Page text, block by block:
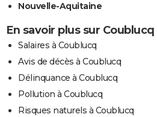
Nouvelle-Aquitaine
En savoir plus sur Coublucq
Salaires à Coublucq
Avis de décès à Coublucq
Délinquance à Coublucq
Pollution à Coublucq
Risques naturels à Coublucq